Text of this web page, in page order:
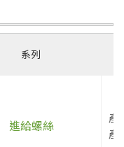
系列
進給螺絲
產
產